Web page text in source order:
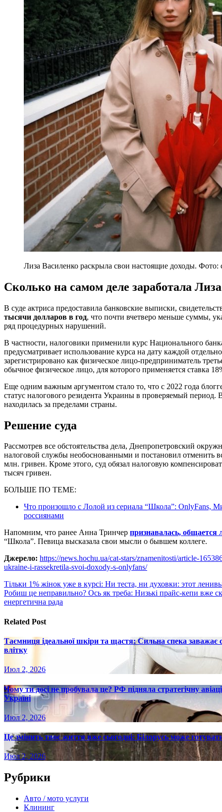
Лиза Василенко раскрыла свои настоящие доходы. Фото:
Сколько на самом деле заработала
В суде актриса предоставила банковские выписки,
тысячи долларов в год, что почти вчетверо меньше суммы,
ряд процедурных нарушений.
В частности, налоговики применили курс Национального
предусматривает использование курса на дату каждой
зарегистрировано как физическое лицо-предприниматель
обычное физическое лицо, для которого применяется ставка
Еще одним важным аргументом стало то, что с 2022 года
статус налогового резидента Украины в проверяемый
находилась за пределами страны.
Решение суда
Рассмотрев все обстоятельства дела, Днепропетровский
налоговой службы необоснованными и постановил отменить
млн. гривен. Кроме этого, суд обязал налоговую
тысяч гривен.
БОЛЬШЕ ПО ТЕМЕ:
Что произошло с Лолой из сериала “Школа”: OnlyFans,
россиянами
Напомним, что ранее Анна Тринчер признавалась, общается
“Школа”. Певица высказала свои мысли о бывшем коллеге.
Джерело: https://news.hochu.ua/cat-stars/znamenitosti/article-
ukraine-i-rassekretila-svoi-doxody-s-onlyfans/
Навигация
по
Тільки 1% жінок уже в курсі: Ни теста, ни духовки: этот
Робиш це неправильно? Ось як треба: Низькі прайс-кепи вже
енергетична рада
Related Post
Таємниця ідеальної шкіри та щастя: Сильна спека
влітку
Июл 2, 2026
Чому ти досі не пробувала це? РФ підняла стратегічну
Україні
Июл 2, 2026
Це змінить твоє життя вже сьогодні: Білорусь може
Июл 2, 2026
Рубрики
Авто / мото услуги
Клининг